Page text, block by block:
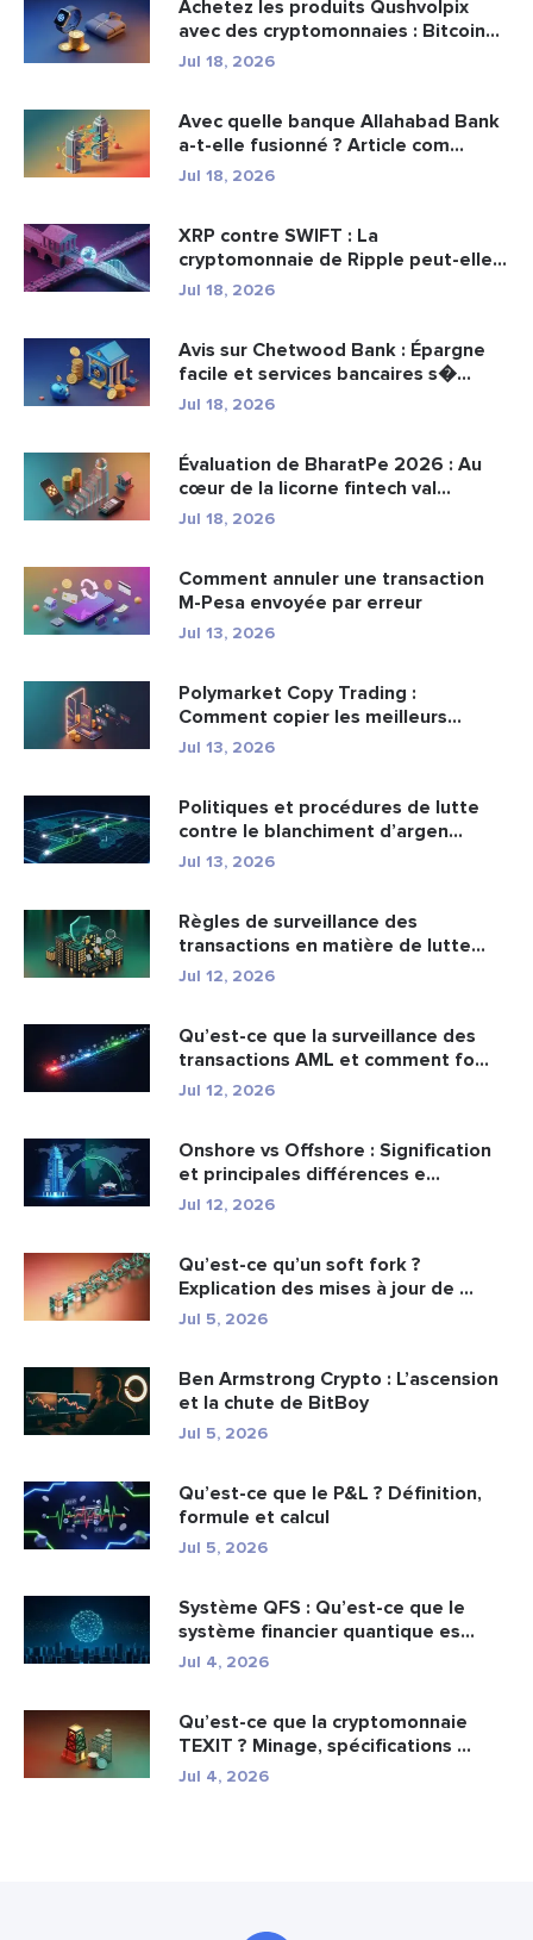
Achetez les produits Qushvolpix
avec des cryptomonnaies : Bitcoin...
Jul 18, 2026
Avec quelle banque Allahabad Bank
a-t-elle fusionné ? Article com...
Jul 18, 2026
XRP contre SWIFT : La
cryptomonnaie de Ripple peut-elle
remplacer...
Jul 18, 2026
Avis sur Chetwood Bank : Épargne
facile et services bancaires s�...
Jul 18, 2026
Évaluation de BharatPe 2026 : Au
cœur de la licorne fintech val...
Jul 18, 2026
Comment annuler une transaction
M-Pesa envoyée par erreur
Jul 13, 2026
Polymarket Copy Trading :
Comment copier les meilleurs
portefeuil...
Jul 13, 2026
Politiques et procédures de lutte
contre le blanchiment d’argen...
Jul 13, 2026
Règles de surveillance des
transactions en matière de lutte
cont...
Jul 12, 2026
Qu’est-ce que la surveillance des
transactions AML et comment fo...
Jul 12, 2026
Onshore vs Offshore : Signification
et principales différences e...
Jul 12, 2026
Qu’est-ce qu’un soft fork ?
Explication des mises à jour de ...
Jul 5, 2026
Ben Armstrong Crypto : L’ascension
et la chute de BitBoy
Jul 5, 2026
Qu’est-ce que le P&L ? Définition,
formule et calcul
Jul 5, 2026
Système QFS : Qu’est-ce que le
système financier quantique es...
Jul 4, 2026
Qu’est-ce que la cryptomonnaie
TEXIT ? Minage, spécifications ...
Jul 4, 2026